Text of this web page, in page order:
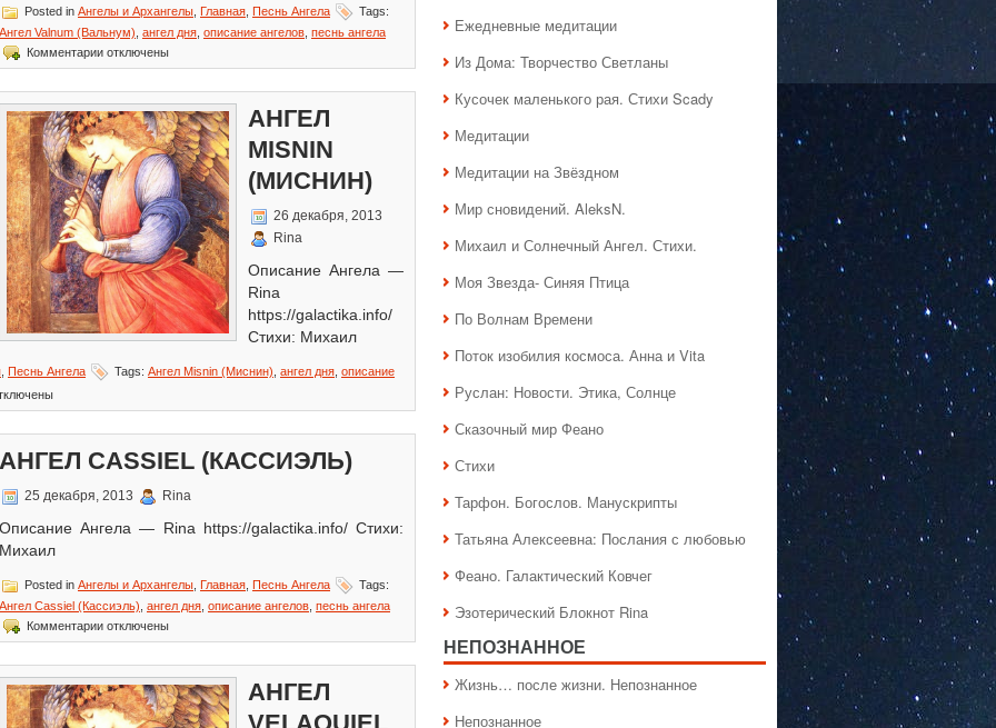
Posted in Ангелы и Архангелы Главная Песнь Ангела
Tags:
Ангел Valnum (Вальнум) ангел дня описание ангелов песнь ангела
Комментариик
записи
Valnum
(Вальнум)
отключены
АНГЕЛ
MISNIN
(МИСНИН)
26 декабря, 2013
Rina
Описание Ангела —
Rina
https://galactika.info/
Стихи: Михаил
Песнь Ангела Tags: Ангел Misnin (Миснин) ангел дня описание
АНГЕЛ CASSIEL (КАССИЭЛЬ)
25 декабря, 2013 Rina
Описание Ангела — Rina https://galactika.info/ Стихи:
Михаил
Posted in Ангелы и Архангелы Главная Песнь Ангела
Tags:
Ангел Cassiel (Кассиэль) ангел дня описание ангелов песнь ангела
Комментариик
записи
Cassiel
(Кассиэль)
отключены
АНГЕЛ
Ежедневные медитации
Из Дома: Творчество Светланы
Кусочек маленького рая. Стихи Scady
Медитации
Медитации на Звёздном
Мир сновидений. AleksN.
Михаил и Солнечный Ангел. Стихи.
Моя Звезда- Синяя Птица
По Волнам Времени
Поток изобилия космоса. Анна и Vita
Руслан: Новости. Этика, Солнце
Сказочный мир Феано
Стихи
Тарфон. Богослов. Манускрипты
Татьяна Алексеевна: Послания с любовью
Феано. Галактический Ковчег
Эзотерический Блокнот Rina
НЕПОЗНАННОЕ
Жизнь… после жизни. Непознанное
Непознанное